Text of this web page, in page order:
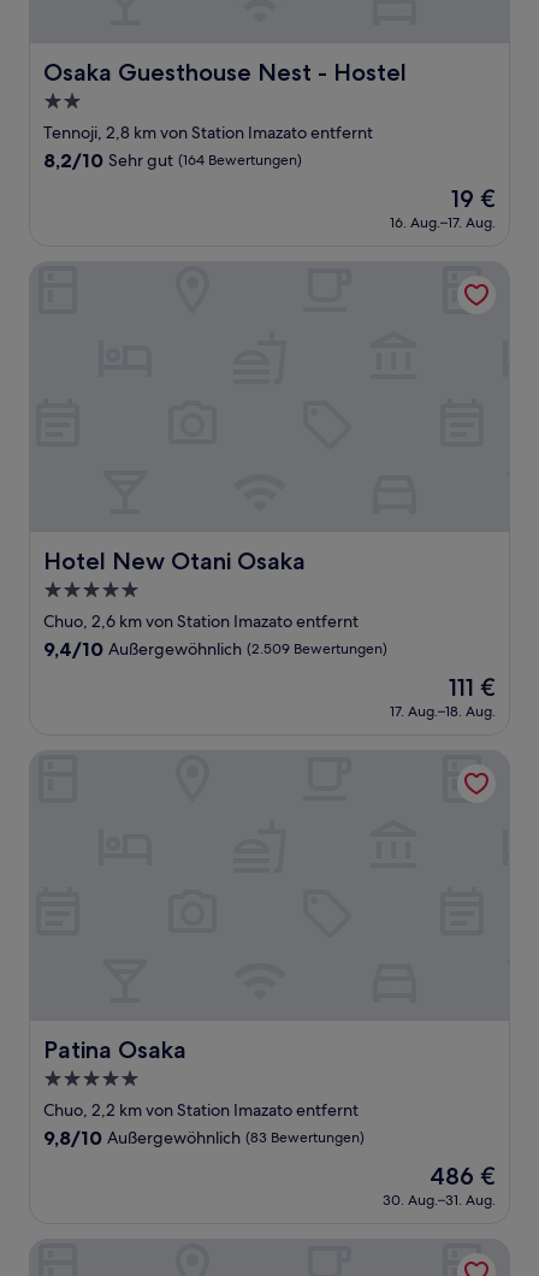
Osaka Guesthouse Nest - Hostel
Osaka Guesthouse Nest - Hostel
2.0-
Sterne-
Unterkunft
Tennoji, 2,8 km von Station Imazato entfernt
8.2
(164
8,2/10 Sehr gut (164 Bewertungen)
Der
Preis
beträgt
19 €
16. Aug.–17. Aug.
Hotel New Otani Osaka
Hotel New Otani Osaka
5.0-
Sterne-
Unterkunft
Chuo, 2,6 km von Station Imazato entfernt
9.4
Bewertungen)
9,4/10 Außergewöhnlich (2.509 Bewertungen)
Der
Preis
beträgt
111 €
17. Aug.–18. Aug.
Patina Osaka
Patina Osaka
5.0-
Sterne-
Unterkunft
Chuo, 2,2 km von Station Imazato entfernt
9.8
Bewertungen)
9,8/10 Außergewöhnlich (83 Bewertungen)
Der
Preis
beträgt
486 €
30. Aug.–31. Aug.